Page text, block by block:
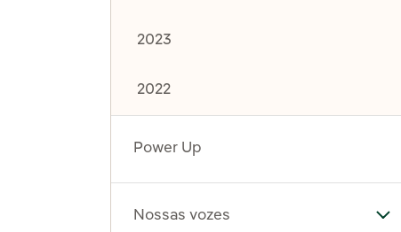
2023
2022
Power Up
Nossas vozes